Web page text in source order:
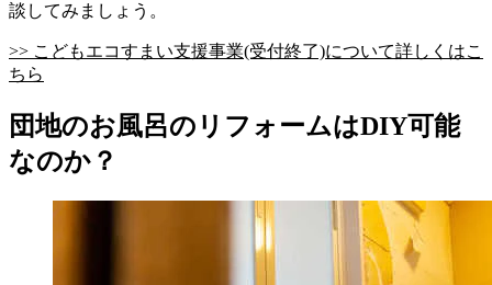
談してみましょう。
>> こどもエコすまい支援事業(受付終了)について詳しくはこ
ちら
団地のお風呂のリフォームはDIY可能
なのか？